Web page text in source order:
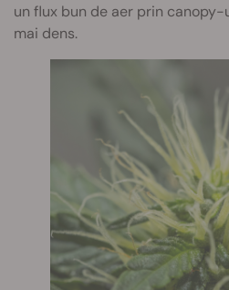
un flux bun de aer prin
mai dens.